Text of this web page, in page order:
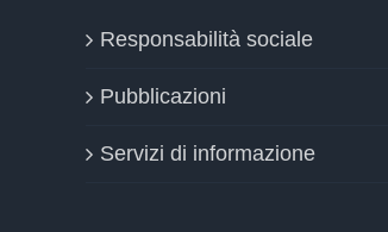
Responsabilità sociale
Pubblicazioni
Servizi di informazione